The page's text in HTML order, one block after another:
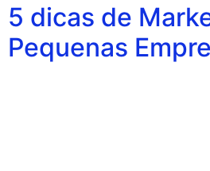
5 dicas de
Pequenas